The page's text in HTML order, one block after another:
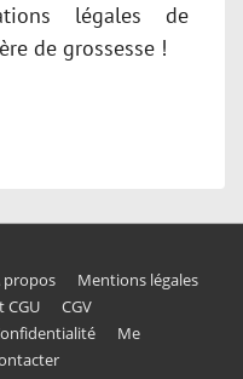
légales de
de grossesse !
propos
Mentions légales
CGU
CGV
Me